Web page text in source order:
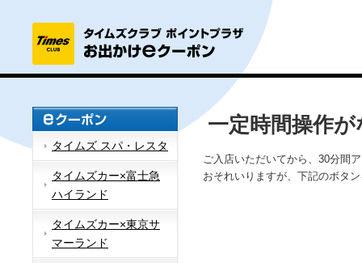
タイムズ スパ・レスタ
タイムズカー×富士急
ハイランド
タイムズカー×東京サ
マーランド
一定時間操作
ご入店いただいてから、30分間
おそれいりますが、下記のボタ